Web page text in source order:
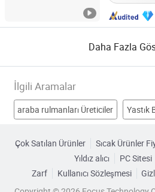
Daha Fazla
İlgili Aramalar
araba rulmanları Üreticiler Yastık
rulman Fabrikalar klima
Çok Satılan Ürünler Sıcak Ürünler
Yıldız alıcı
PC Sitesi
Zarf
Kullanıcı Sözleşmesi